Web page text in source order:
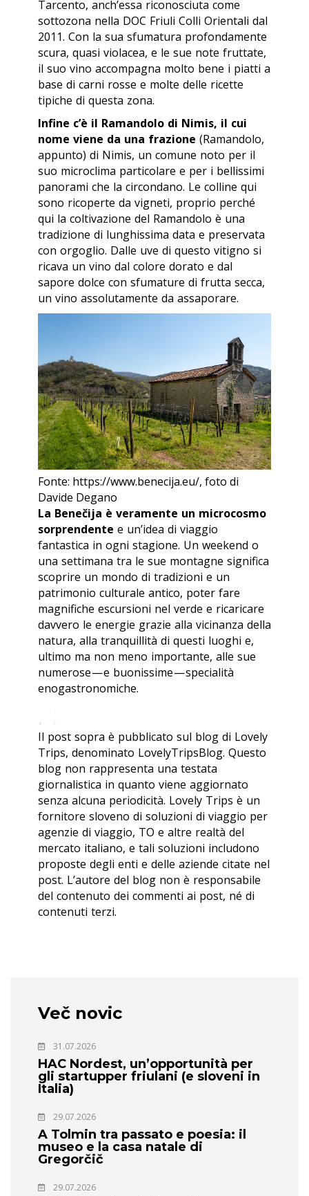
Tarcento, anch’essa riconosciuta come
sottozona nella DOC Friuli Colli Orientali dal
2011. Con la sua sfumatura profondamente
scura, quasi violacea, e le sue note fruttate,
il suo vino accompagna molto bene i piatti a
base di carni rosse e molte delle ricette
tipiche di questa zona.
Infine c’è il Ramandolo di Nimis, il cui
nome viene da una frazione (Ramandolo,
appunto) di Nimis, un comune noto per il
suo microclima particolare e per i bellissimi
panorami che la circondano. Le colline qui
sono ricoperte da vigneti, proprio perché
qui la coltivazione del Ramandolo è una
tradizione di lunghissima data e preservata
con orgoglio. Dalle uve di questo vitigno si
ricava un vino dal colore dorato e dal
sapore dolce con sfumature di frutta secca,
un vino assolutamente da assaporare.
Fonte: https://www.benecija.eu/, foto di
Davide Degano
La Benečija è veramente un microcosmo
sorprendente e un’idea di viaggio
fantastica in ogni stagione. Un weekend o
una settimana tra le sue montagne significa
scoprire un mondo di tradizioni e un
patrimonio culturale antico, poter fare
magnifiche escursioni nel verde e ricaricare
davvero le energie grazie alla vicinanza della
natura, alla tranquillità di questi luoghi e,
ultimo ma non meno importante, alle sue
numerose — e buonissime — specialità
enogastronomiche.
Il post sopra è pubblicato sul blog di Lovely
Trips, denominato LovelyTripsBlog. Questo
blog non rappresenta una testata
giornalistica in quanto viene aggiornato
senza alcuna periodicità. Lovely Trips è un
fornitore sloveno di soluzioni di viaggio per
agenzie di viaggio, TO e altre realtà del
mercato italiano, e tali soluzioni includono
proposte degli enti e delle aziende citate nel
post. L’autore del blog non è responsabile
del contenuto dei commenti ai post, né di
contenuti terzi.
Več novic
31.07.2026
HAC Nordest, un’opportunità per
gli startupper friulani (e sloveni in
Italia)
29.07.2026
A Tolmin tra passato e poesia: il
museo e la casa natale di
Gregorčič
29.07.2026